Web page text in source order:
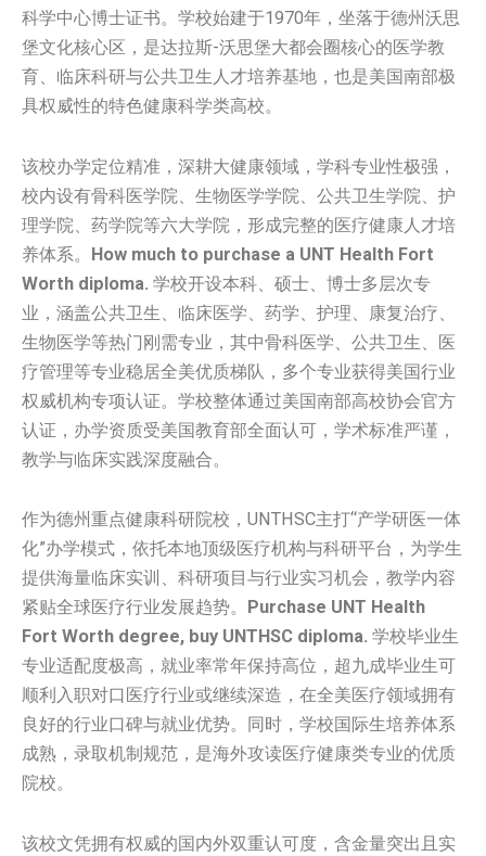
科学中心博士证书。学校始建于1970年，坐落于德州沃思
堡文化核心区，是达拉斯-沃思堡大都会圈核心的医学教
育、临床科研与公共卫生人才培养基地，也是美国南部极
具权威性的特色健康科学类高校。
该校办学定位精准，深耕大健康领域，学科专业性极强，
校内设有骨科医学院、生物医学学院、公共卫生学院、护
理学院、药学院等六大学院，形成完整的医疗健康人才培
养体系。 How much to purchase a UNT Health Fort
Worth diploma. 学校开设本科、硕士、博士多层次专
业，涵盖公共卫生、临床医学、药学、护理、康复治疗、
生物医学等热门刚需专业，其中骨科医学、公共卫生、医
疗管理等专业稳居全美优质梯队，多个专业获得美国行业
权威机构专项认证。学校整体通过美国南部高校协会官方
认证，办学资质受美国教育部全面认可，学术标准严谨，
教学与临床实践深度融合。
作为德州重点健康科研院校，UNTHSC主打“产学研医一体
化”办学模式，依托本地顶级医疗机构与科研平台，为学生
提供海量临床实训、科研项目与行业实习机会，教学内容
紧贴全球医疗行业发展趋势。
Purchase UNT Health
Fort Worth degree, buy UNTHSC diploma. 学校毕业生
专业适配度极高，就业率常年保持高位，超九成毕业生可
顺利入职对口医疗行业或继续深造，在全美医疗领域拥有
良好的行业口碑与就业优势。同时，学校国际生培养体系
成熟，录取机制规范，是海外攻读医疗健康类专业的优质
院校。
该校文凭拥有权威的国内外双重认可度，含金量突出且实